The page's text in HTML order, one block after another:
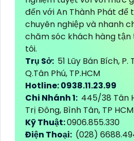
đến với An Thành Phát để
chuyên nghiệp và nhanh
chăm sóc khách hàng
tôi.
Trụ Sở: 51 Lũy Bán Bích, P.
Q.Tân Phú, TP.HCM
Hotline: 0938.11.23.99
Chi Nhánh 1: 445/38 Tân
Trị Đông, Bình Tân, TP HCM
Kỹ Thuật:0906.855.330
Điện Thoại: (028)